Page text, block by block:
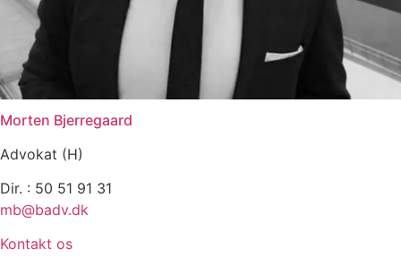
Morten Bjerregaard
Advokat (H)
Dir. : 50 51 91 31
mb@badv.dk
Kontakt os